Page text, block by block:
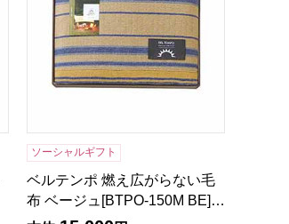
ソーシャルギフト
ベルテンポ 燃え広がらない毛
布 ベージュ[BTPO-150M BE]…